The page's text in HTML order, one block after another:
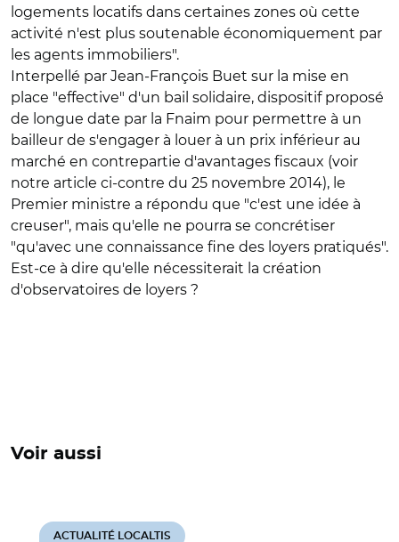
logements locatifs dans certaines zones où cette
activité n'est plus soutenable économiquement par
les agents immobiliers".
Interpellé par Jean-François Buet sur la mise en
place "effective" d'un bail solidaire, dispositif proposé
de longue date par la Fnaim pour permettre à un
bailleur de s'engager à louer à un prix inférieur au
marché en contrepartie d'avantages fiscaux (voir
notre article ci-contre du 25 novembre 2014), le
Premier ministre a répondu que "c'est une idée à
creuser", mais qu'elle ne pourra se concrétiser
"qu'avec une connaissance fine des loyers pratiqués".
Est-ce à dire qu'elle nécessiterait la création
d'observatoires de loyers ?
Voir aussi
ACTUALITÉ LOCALTIS